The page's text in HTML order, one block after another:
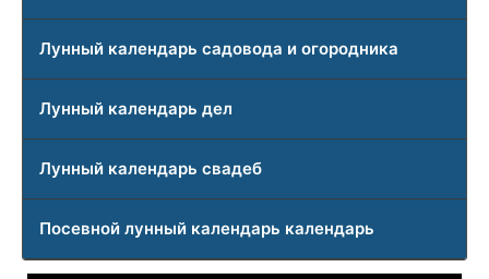
Лунный календарь садовода и огородника
Лунный календарь дел
Лунный календарь свадеб
Посевной лунный календарь календарь